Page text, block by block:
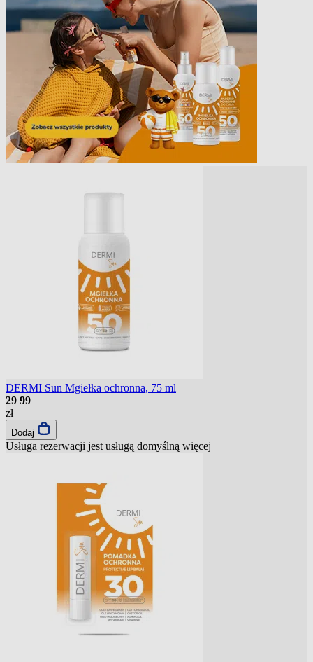
DERMI Sun Mgiełka ochronna, 75 ml
29 99
zł
Dodaj
Usługa rezerwacji jest usługą domyślną więcej